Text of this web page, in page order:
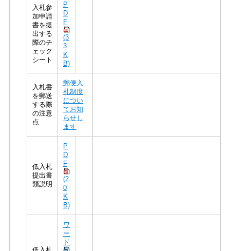
入札参
加申請
書を提
出する
際のチ
ェック
シート
P
D
F
(3
3
K
B)
入札書
を郵送
する際
の注意
点
郵便入
札制度
につい
てお知
らせし
ます
低入札
提出書
類説明
P
D
F
(2
0
K
B)
ワ
ー
ド